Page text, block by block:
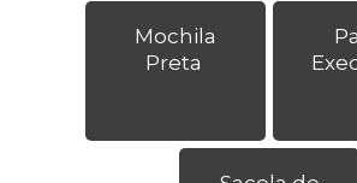
Mochila
Preta